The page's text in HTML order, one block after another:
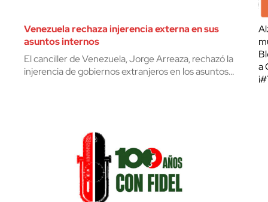
Venezuela rechaza injerencia externa en sus
asuntos internos
El canciller de Venezuela, Jorge Arreaza, rechazó la
injerencia de gobiernos extranjeros en los asuntos…
a